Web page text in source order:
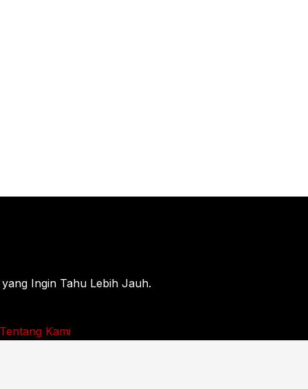
Ingin Tahu Lebih Jauh.
Tentang Kami